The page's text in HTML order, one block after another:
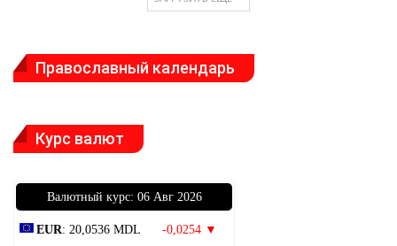
Православный календарь
Курс валют
Bалютный курс: 06 Авг 2026
EUR: 20,0536 MDL -0,0254 ▼